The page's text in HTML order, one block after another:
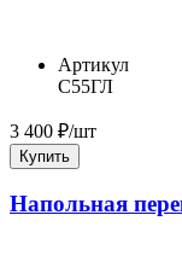
Артикул
С55ГЛ
3 400 ₽/шт
Купить
Напольная